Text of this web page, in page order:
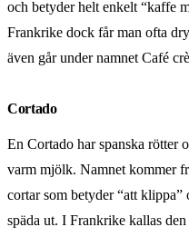
och betyder helt enkelt “kaffe
Frankrike dock får man ofta
även går under namnet Café
Cortado
En Cortado har spanska rötter
varm mjölk. Namnet kommer
cortar som betyder “att klippa”
späda ut. I Frankrike kallas